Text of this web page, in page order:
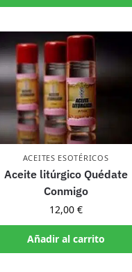
ACEITES ESOTÉRICOS
Aceite litúrgico Quédate
Conmigo
12,00 €
Añadir al carrito